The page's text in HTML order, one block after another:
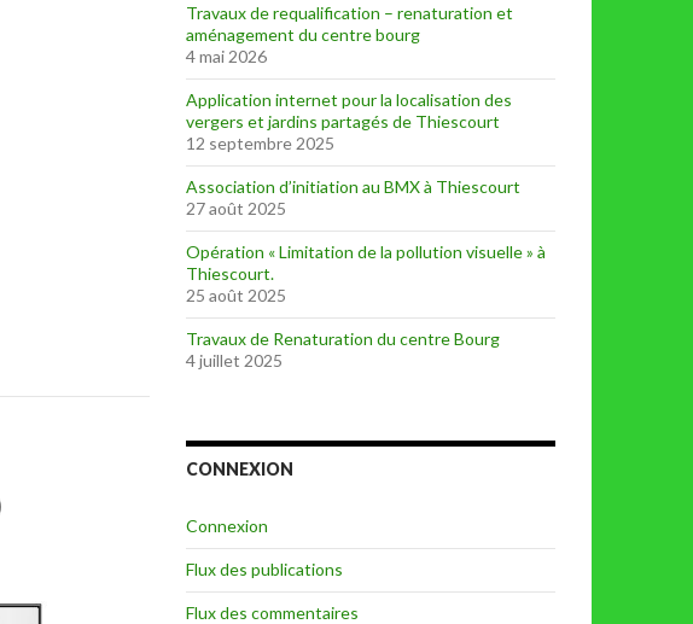
Travaux de requalification – renaturation et
aménagement du centre bourg
4 mai 2026
Application internet pour la localisation des
vergers et jardins partagés de Thiescourt
12 septembre 2025
Association d’initiation au BMX à Thiescourt
27 août 2025
Opération « Limitation de la pollution visuelle » à
Thiescourt.
25 août 2025
Travaux de Renaturation du centre Bourg
4 juillet 2025
CONNEXION
Connexion
Flux des publications
Flux des commentaires